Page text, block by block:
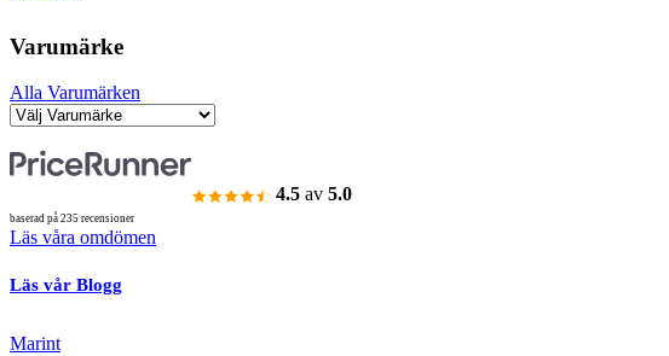
Varumärke
Alla Varumärken
4.5 av 5.0
baserad på 235 recensioner
Läs våra omdömen
Läs vår Blogg
Marint